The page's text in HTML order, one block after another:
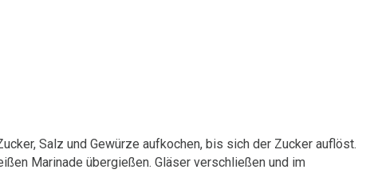
Salz und Gewürze aufkochen, bis sich der Zucker auflöst.
Marinade übergießen. Gläser verschließen und im